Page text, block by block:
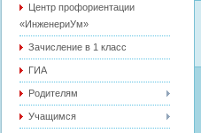
Центр профориентации
«ИнженериУм»
Зачисление в 1 класс
ГИА
Родителям
Учащимся